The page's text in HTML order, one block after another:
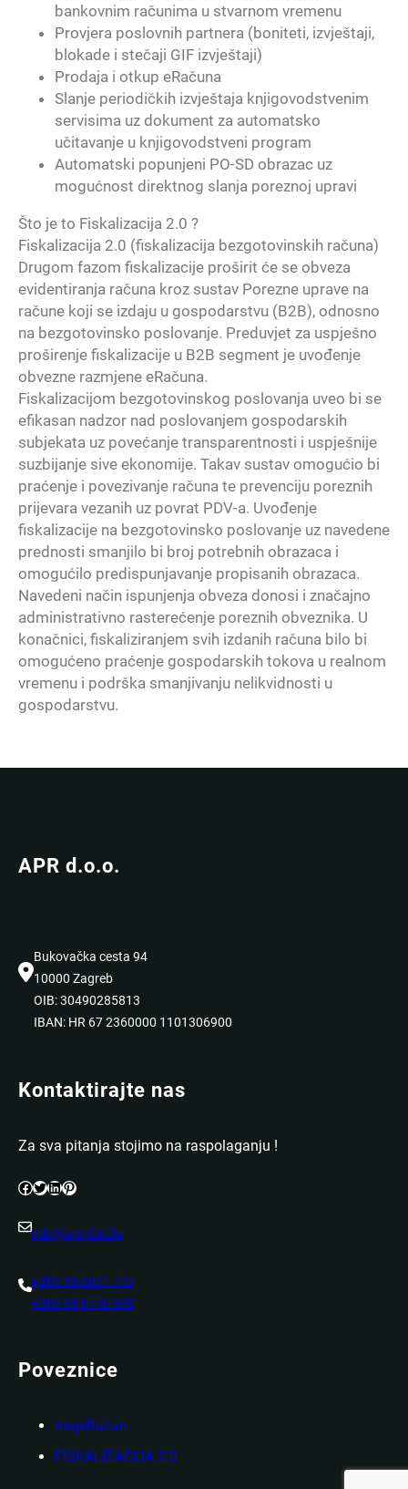
bankovnim računima u stvarnom vremenu
Provjera poslovnih partnera (boniteti, izvještaji,
blokade i stečaji GIF izvještaji)
Prodaja i otkup eRačuna
Slanje periodičkih izvještaja knjigovodstvenim
servisima uz dokument za automatsko
učitavanje u knjigovodstveni program
Automatski popunjeni PO-SD obrazac uz
mogućnost direktnog slanja poreznoj upravi
Što je to Fiskalizacija 2.0 ?
Fiskalizacija 2.0 (fiskalizacija bezgotovinskih računa)
Drugom fazom fiskalizacije proširit će se obveza
evidentiranja računa kroz sustav Porezne uprave na
račune koji se izdaju u gospodarstvu (B2B), odnosno
na bezgotovinsko poslovanje. Preduvjet za uspješno
proširenje fiskalizacije u B2B segment je uvođenje
obvezne razmjene eRačuna.
Fiskalizacijom bezgotovinskog poslovanja uveo bi se
efikasan nadzor nad poslovanjem gospodarskih
subjekata uz povećanje transparentnosti i uspješnije
suzbijanje sive ekonomije. Takav sustav omogućio bi
praćenje i povezivanje računa te prevenciju poreznih
prijevara vezanih uz povrat PDV-a. Uvođenje
fiskalizacije na bezgotovinsko poslovanje uz navedene
prednosti smanjilo bi broj potrebnih obrazaca i
omogućilo predispunjavanje propisanih obrazaca.
Navedeni način ispunjenja obveza donosi i značajno
administrativno rasterećenje poreznih obveznika. U
konačnici, fiskaliziranjem svih izdanih računa bilo bi
omogućeno praćenje gospodarskih tokova u realnom
vremenu i podrška smanjivanju nelikvidnosti u
gospodarstvu.
APR d.o.o.
Bukovačka cesta 94
10000 Zagreb
OIB: 30490285813
IBAN: HR 67 2360000 1101306900
Kontaktirajte nas
Za sva pitanja stojimo na raspolaganju !
Facebook Twitter LinkedIn Pinterest
info@apr-fisk.hr
+385 95 5851 733
+385 95 8770 095
Poveznice
mojeRačun
FISKALIZACIJA 2.0